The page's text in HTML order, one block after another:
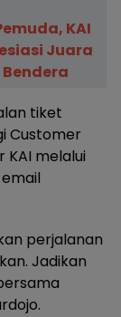
KAI
Juara
tiket
Customer
melalui
email
perjalanan
Jadikan